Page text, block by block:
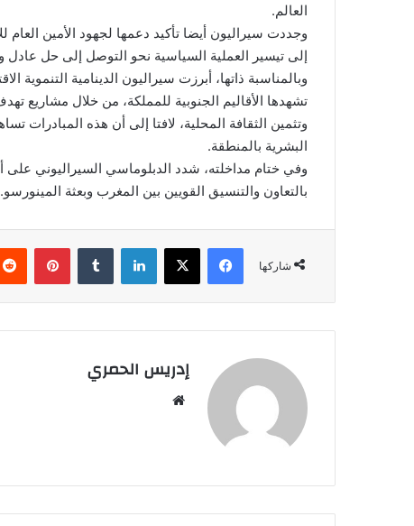
العالم.
وجددت سيراليون أيضا تأكيد دعمها لجهود الأمين العام
إلى تيسير العملية السياسية نحو التوصل إلى حل عادل
وبالمناسبة ذاتها، أبرزت سيراليون الدينامية التنموية
تشهدها الأقاليم الجنوبية للمملكة، من خلال مشاريع
وتثمين الثقافة المحلية، لافتا إلى أن هذه المبادرات
البشرية بالمنطقة.
وفي ختام مداخلته، شدد الدبلوماسي السيراليوني على
بالتعاون والتنسيق القويين بين المغرب وبعثة المينورسو.
شاركها
فيسبوك لينكدإن بينتيريست
إدريس الحمري